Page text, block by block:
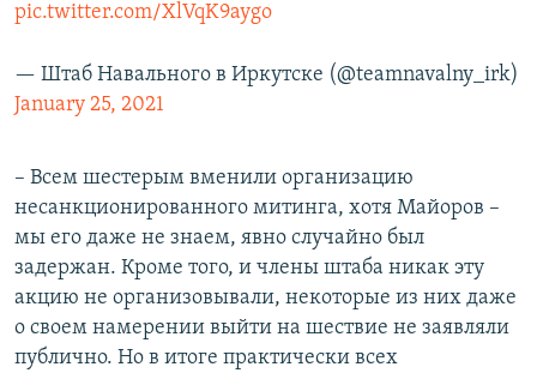
pic.twitter.com/XlVqK9aygo
— Штаб Навального в Иркутске (@teamnavalny_irk)
January 25, 2021
– Всем шестерым вменили организацию
несанкционированного митинга, хотя Майоров –
мы его даже не знаем, явно случайно был
задержан. Кроме того, и члены штаба никак эту
акцию не организовывали, некоторые из них даже
о своем намерении выйти на шествие не заявляли
публично. Но в итоге практически всех